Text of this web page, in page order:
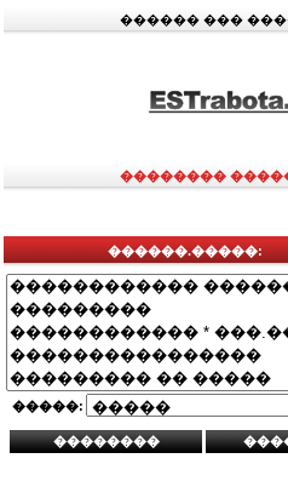
������ ���
��������
������.�����:
�����: